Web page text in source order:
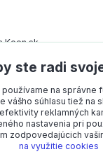
Keen.sk
970
ste radi
na správne
vášho súhlasu tiež na
reklamných
nastavenia pri
zodpovedajúcich
na využitie cookies